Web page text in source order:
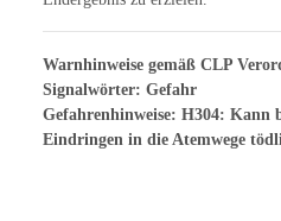
Warnhinweise gemäß CLP
Signalwörter: Gefahr
Gefahrenhinweise: H304: Kann
Eindringen in die Atemwege